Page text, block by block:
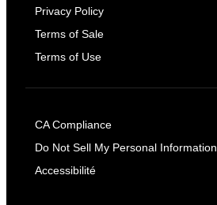
Privacy Policy
Terms of Sale
Terms of Use
CA Compliance
Do Not Sell My Personal Information
Accessibilité